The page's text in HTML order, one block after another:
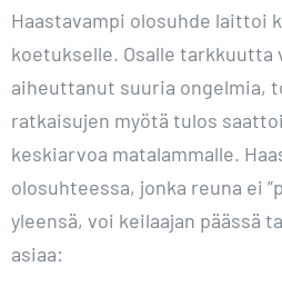
Haastavampi olosuhde laittoi
koetukselle. Osalle tarkkuutta
aiheuttanut suuria ongelmia,
ratkaisujen myötä tulos
keskiarvoa matalammalle.
olosuhteessa, jonka reuna ei
yleensä, voi keilaajan päässä
asiaa: